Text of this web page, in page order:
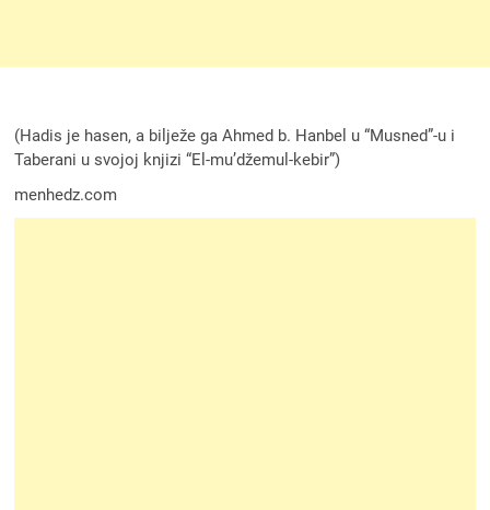
(Hadis je hasen, a bilježe ga Ahmed b. Hanbel u “Musned”-u i
Taberani u svojoj knjizi “El-mu’džemul-kebir”)
menhedz.com